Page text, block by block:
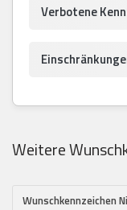
Verbotene
Weitere
Wunschkennzeichen